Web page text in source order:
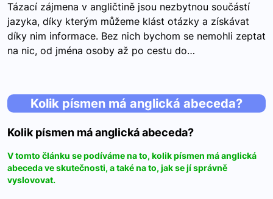
Tázací zájmena v angličtině jsou nezbytnou součástí
jazyka, díky kterým můžeme klást otázky a získávat
díky nim informace. Bez nich bychom se nemohli zeptat
na nic, od jména osoby až po cestu do…
Kolik písmen má anglická abeceda?
Kolik písmen má anglická abeceda?
V tomto článku se podíváme na to, kolik písmen má anglická
abeceda ve skutečnosti, a také na to, jak se jí správně
vyslovovat.